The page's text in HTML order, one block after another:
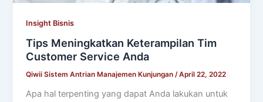
Insight Bisnis
Tips Meningkatkan Keterampilan Tim
Customer Service Anda
Qiwii Sistem Antrian Manajemen Kunjungan/April 22, 2022
Apa hal terpenting yang dapat Anda lakukan untuk